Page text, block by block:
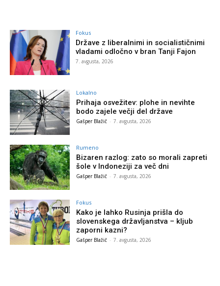
Fokus
Države z liberalnimi in socialističnimi
vladami odločno v bran Tanji Fajon
7. avgusta, 2026
Lokalno
Prihaja osvežitev: plohe in nevihte
bodo zajele večji del države
Gašper Blažič - 7. avgusta, 2026
Rumeno
Bizaren razlog: zato so morali zapreti
šole v Indoneziji za več dni
Gašper Blažič - 7. avgusta, 2026
Fokus
Kako je lahko Rusinja prišla do
slovenskega državljanstva – kljub
zaporni kazni?
Gašper Blažič - 7. avgusta, 2026